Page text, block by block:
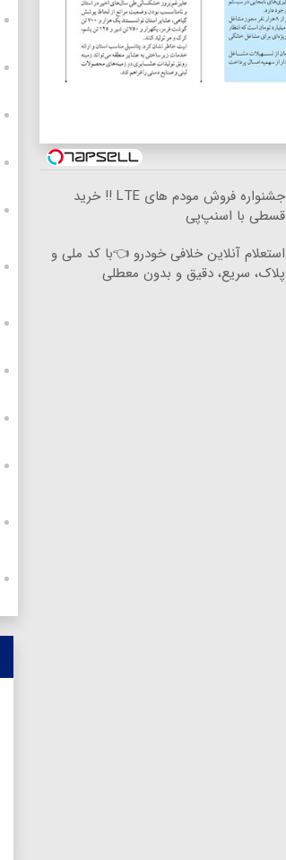
جشنواره فروش مودم های LTE ‼️ خرید
قسطی با اسنپ‌پی
استعلام آنلاین خلافی خودرو 👈با کد ملی و
پلاک، سریع، دقیق و بدون معطلی